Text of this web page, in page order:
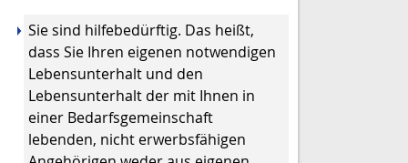
Sie sind hilfebedürftig. Das heißt,
dass Sie Ihren eigenen notwendigen
Lebensunterhalt und den
Lebensunterhalt der mit Ihnen in
einer Bedarfsgemeinschaft
lebenden, nicht erwerbsfähigen